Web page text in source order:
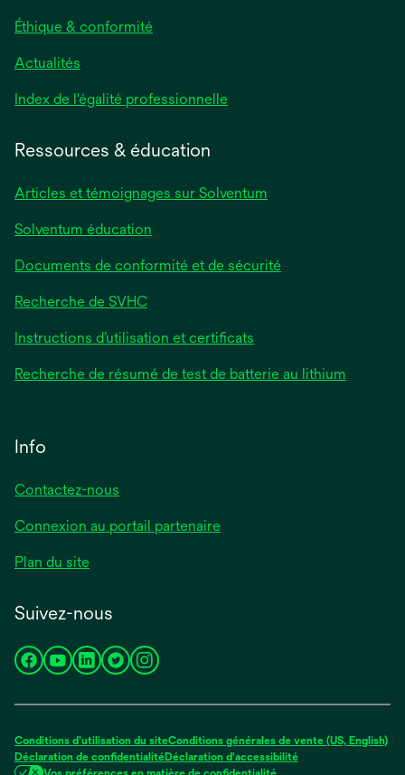
Éthique & conformité
Actualités
Index de l'égalité professionnelles’ouvre
onglet
Ressources & éducation
Articles et témoignages sur Solventum
Solventum éducation
Documents de conformité et de sécurité
Recherche de SVHC
Instructions d’utilisation et certificats
Recherche de résumé de test de batterie au lithium
Info
Contactez-nous
Connexion au portail partenaire
Plan du site
Suivez-nous
s’ouvre
nouvel
onglet
s’ouvre
nouvel
onglet
s’ouvre
nouvel
onglet
s’ouvre
nouvel
onglet
s’ouvre
nouvel
onglet
Conditions d’utilisation du siteConditions générales de vente (US, English)
Déclaration de confidentialitéDéclaration d'accessibilité